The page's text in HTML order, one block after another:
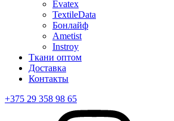
Evatex
TextileData
Бонлайф
Ametist
Instroy
Ткани оптом
Доставка
Контакты
+375 29 358 98 65